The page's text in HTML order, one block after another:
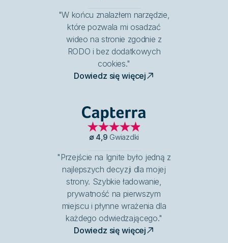
"W końcu znalazłem narzędzie,
które pozwala mi osadzać
wideo na stronie zgodnie z
RODO i bez dodatkowych
cookies."
Dowiedz się więcej
Capterra
∅ 4,9 Gwiazdki
"Przejście na Ignite było jedną z
najlepszych decyzji dla mojej
strony. Szybkie ładowanie,
prywatność na pierwszym
miejscu i płynne wrażenia dla
każdego odwiedzającego."
Dowiedz się więcej